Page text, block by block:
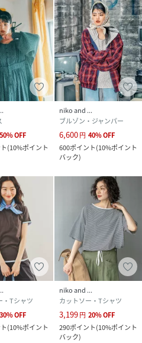
50%OFF
(10%ポイント
niko and ...
ブルゾン・ジャンパー
6,600円 40%OFF
600ポイント(10%ポイント
バック)
・Tシャツ
30%OFF
(10%ポイント
niko and ...
カットソー・Tシャツ
3,199円 20%OFF
290ポイント(10%ポイント
バック)